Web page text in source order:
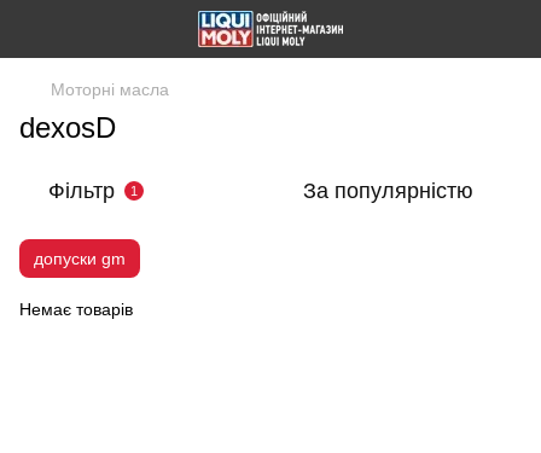
Моторні масла
dexosD
Фільтр 1 За популярністю
допуски gm
Немає товарів